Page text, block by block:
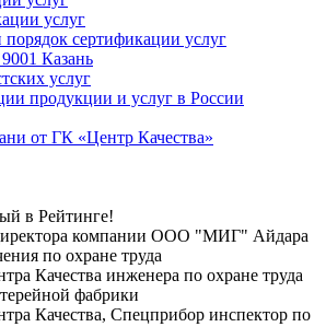
услуг
сертификации услуг
Казань
услуг
продукции и услуг в России
от ГК «Центр Качества»
в Рейтинге!
компании ООО "МИГ" Айдара
по oхранe трудa
Качества инженера по oхранe трудa
фабрики
Качества, Спецприбор инспектор по